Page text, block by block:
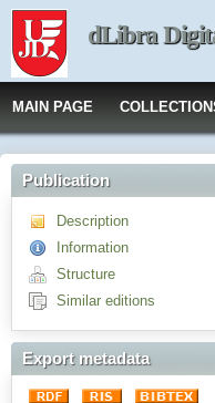
dLibra
MAIN PAGE
Publication
Description
Information
Structure
Similar editions
Export metadata